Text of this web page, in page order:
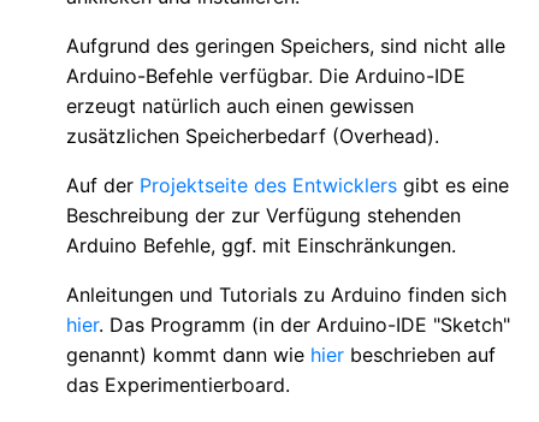
Aufgrund des geringen Speichers, sind nicht alle
Arduino-Befehle verfügbar. Die Arduino-IDE
erzeugt natürlich auch einen gewissen
zusätzlichen Speicherbedarf (Overhead).
Auf der Projektseite des Entwicklers gibt es eine
Beschreibung der zur Verfügung stehenden
Arduino Befehle, ggf. mit Einschränkungen.
Anleitungen und Tutorials zu Arduino finden sich
hier. Das Programm (in der Arduino-IDE "Sketch"
genannt) kommt dann wie hier beschrieben auf
das Experimentierboard.